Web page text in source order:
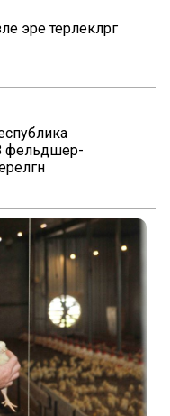
эре терлекләргә
фельдшер-